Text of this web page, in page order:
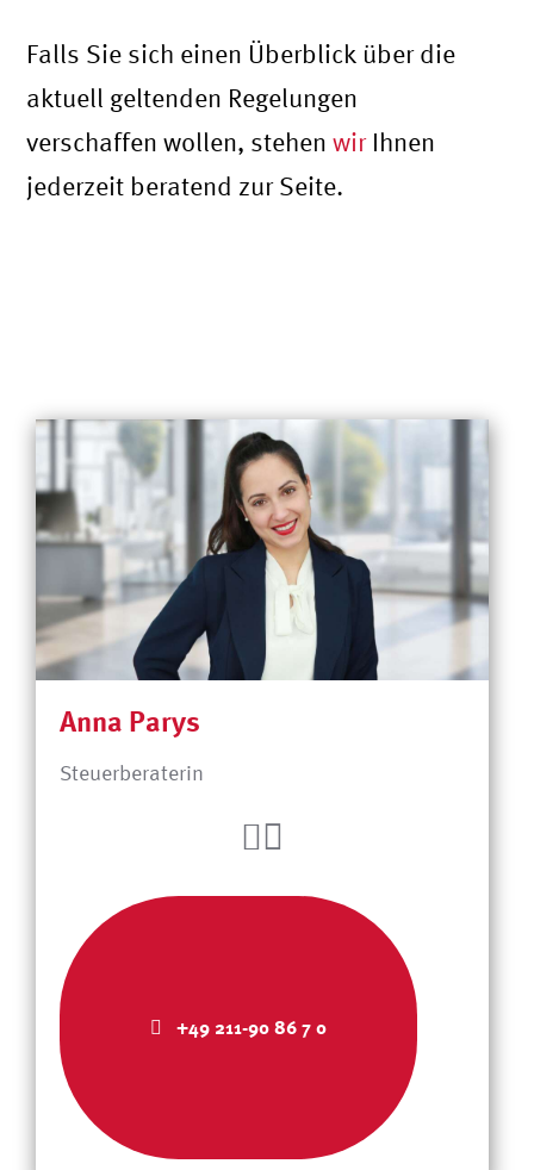
Falls Sie sich einen Überblick über die
aktuell geltenden Regelungen
verschaffen wollen, stehenwirIhnen
jederzeit beratend zur Seite.
Anna Parys
Steuerberaterin
+49 211-90 86 7 0